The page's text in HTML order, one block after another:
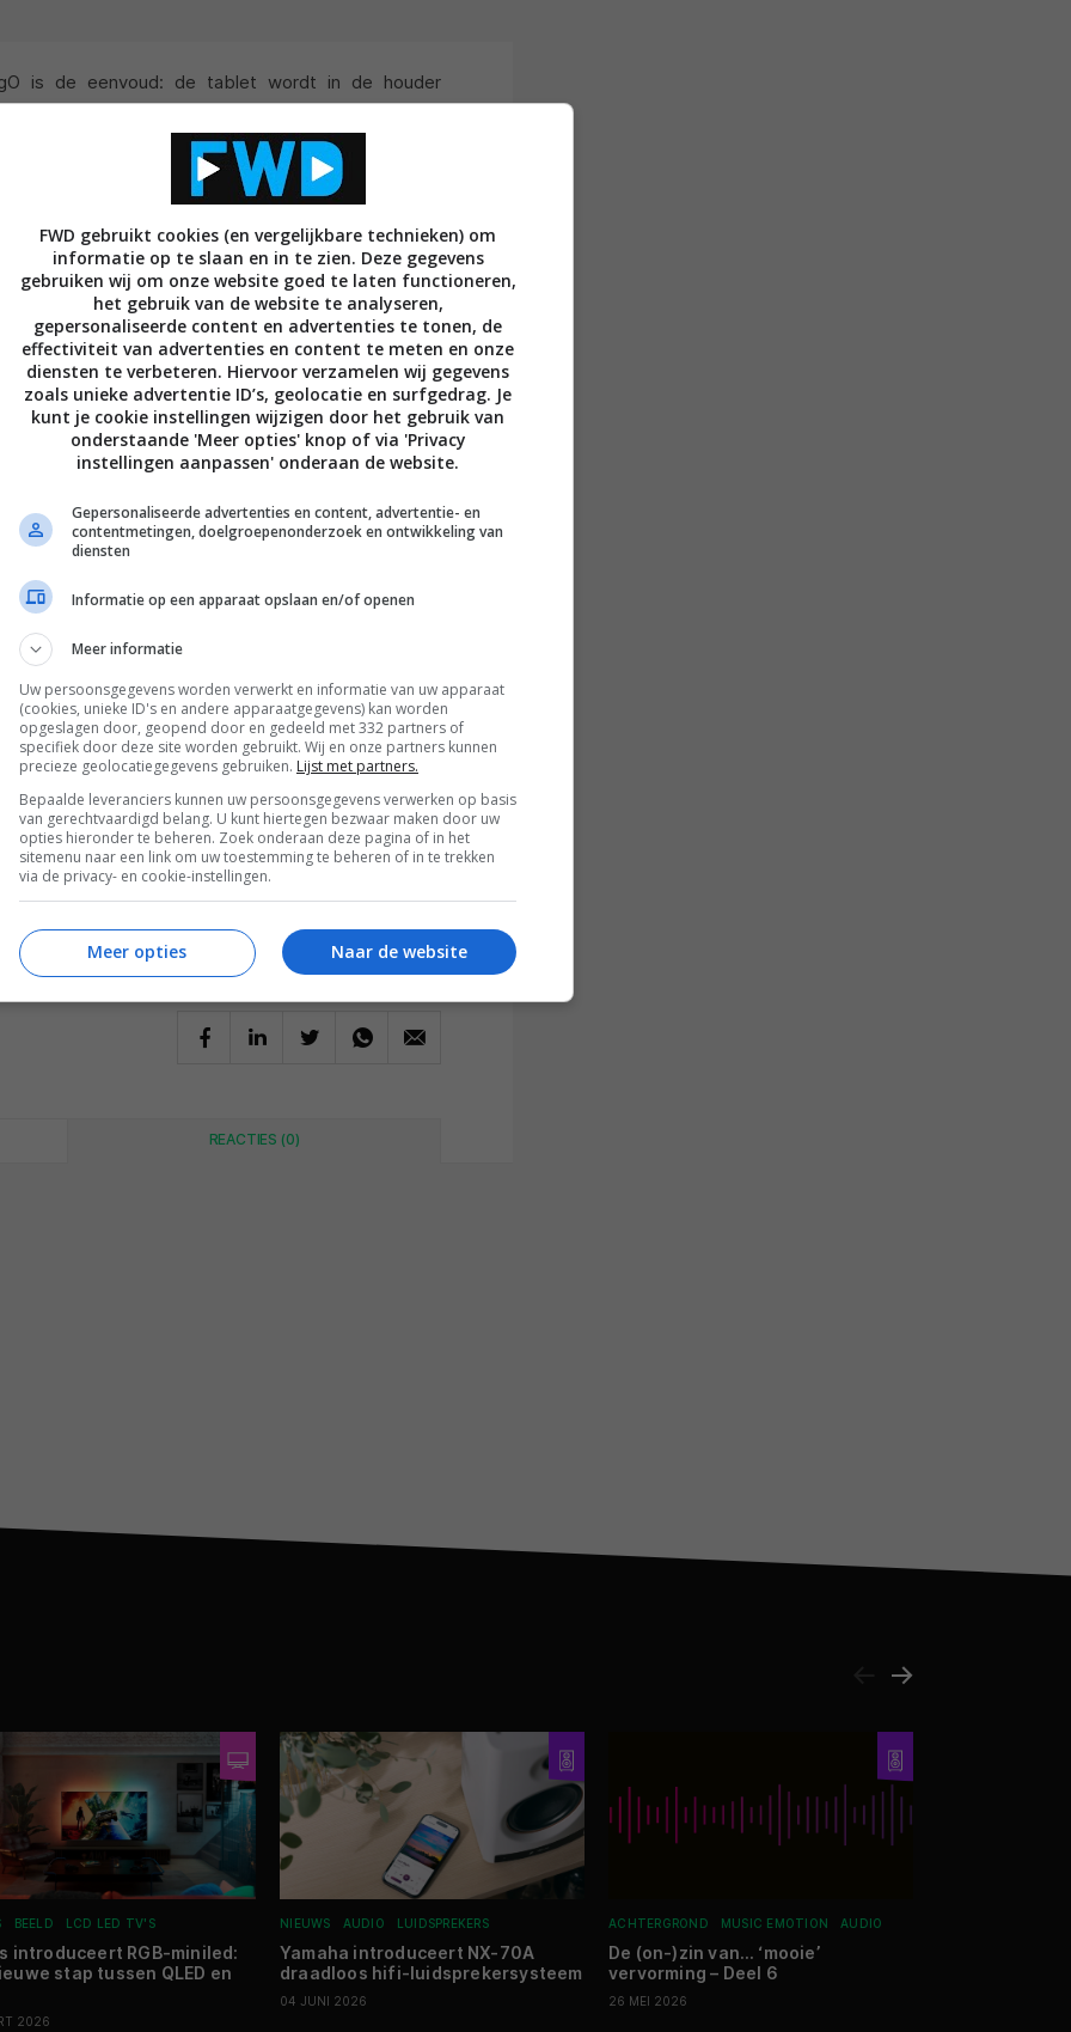
is de eenvoud: de tablet wordt in de houder
steun van de productgroep kan worden geklikt:
en meer. Met een druk op de knop los en met
voor de iPad in september 2010
de naam Mount & Cover. Tijdens MacWorld in San
in de Verenigde Staten geïntroduceerd onder de
Zeeman, VP Innovations bij Vogel’s: “We wilden
gepatenteerde systeem. Mount & Cover was
geschikt is voor een groot aantal bekende
van tablets en accessoires enthousiast zijn over
en licentierechten willen voor RingO, zodat ze
opnemen.”
bij diverse grote detailhandels en Apple
en Europa.
MOUNT
te koop.
en achtergronden.
REACTIES (0)
BEELD LCD LED TV'S
introduceert RGB-miniled:
stap tussen QLED en
2026
NIEUWS AUDIO LUIDSPREKERS
Yamaha introduceert NX-70A
draadloos hifi-luidsprekersysteem
04 JUNI 2026
ACHTERGROND MUSIC EMOTION AUDIO
De (on-)zin van… ‘mooie’
vervorming – Deel 6
26 MEI 2026
FWD gebruikt cookies (en vergelijkbare technieken) om
informatie op te slaan en in te zien. Deze gegevens
gebruiken wij om onze website goed te laten functioneren,
het gebruik van de website te analyseren,
gepersonaliseerde content en advertenties te tonen, de
effectiviteit van advertenties en content te meten en onze
diensten te verbeteren. Hiervoor verzamelen wij gegevens
zoals unieke advertentie ID’s, geolocatie en surfgedrag. Je
kunt je cookie instellingen wijzigen door het gebruik van
onderstaande 'Meer opties' knop of via 'Privacy
instellingen aanpassen' onderaan de website.
Gepersonaliseerde advertenties en content, advertentie- en
contentmetingen, doelgroepenonderzoek en ontwikkeling van
diensten
Informatie op een apparaat opslaan en/of openen
Meer informatie
Uw persoonsgegevens worden verwerkt en informatie van uw apparaat
(cookies, unieke ID's en andere apparaatgegevens) kan worden
opgeslagen door, geopend door en gedeeld met 332 partners of
specifiek door deze site worden gebruikt. Wij en onze partners kunnen
precieze geolocatiegegevens gebruiken. Lijst met partners.
Bepaalde leveranciers kunnen uw persoonsgegevens verwerken op basis
van gerechtvaardigd belang. U kunt hiertegen bezwaar maken door uw
opties hieronder te beheren. Zoek onderaan deze pagina of in het
sitemenu naar een link om uw toestemming te beheren of in te trekken
via de privacy- en cookie-instellingen.
Naar de website
Meer opties